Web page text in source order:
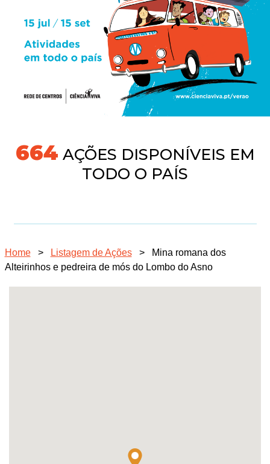
704 AÇÕES DISPONÍVEIS EM
TODO O PAÍS
Home > Listagem de Ações >
Mina romana dos
Alteirinhos e pedreira de mós do Lombo do Asno